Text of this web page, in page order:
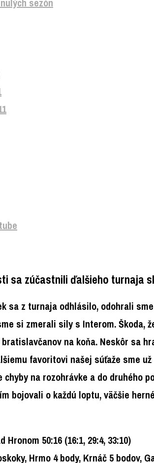
sezón
sa zúčastnili ďalšieho turnaja
sa z turnaja odhlásilo, odohrali
si zmerali sily s Interom. Škoda,
na koňa. Neskôr sa
favoritovi našej súťaže sme
na rozohrávke a do druhého
bojovali o každú loptu, väčšie
50:16 (16:1, 29:4, 33:10)
Hrmo 4 body, Krnáč 5 bodov,